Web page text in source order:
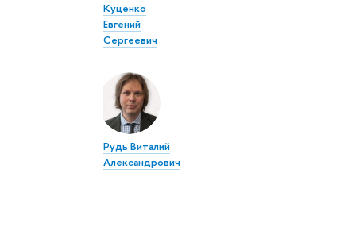
Куценко
Евгений
Сергеевич
Рудь Виталий
Александрович